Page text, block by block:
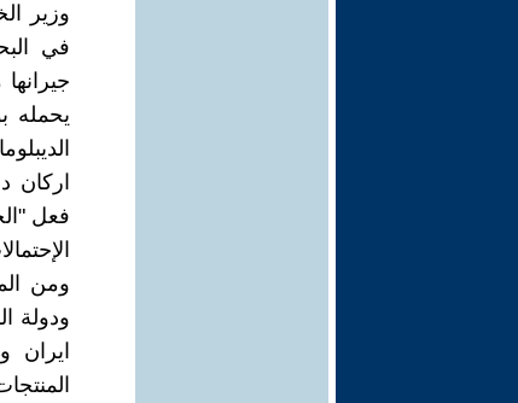
وزير
في
يحمله
اركان
فعل
ومن
ودولة